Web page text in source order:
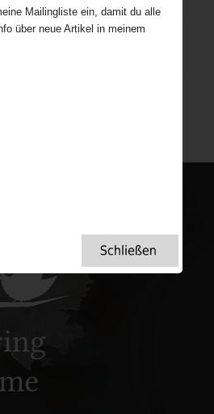
in Großbritannien
Mailingliste ein, damit du alle
über neue Artikel in meinem